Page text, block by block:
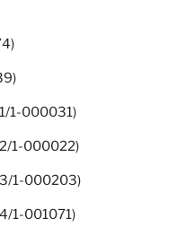
1-000031)
1-000022)
1-000203)
1-001071)